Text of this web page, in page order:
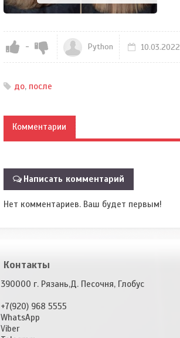
- Python 10.03.2022
до, после
Комментарии
Написать комментарий
Нет комментариев. Ваш будет первым!
Контакты
390000 г. Рязань,Д. Песочня, Глобус
+7(920) 968 5555
WhatsApp
Viber